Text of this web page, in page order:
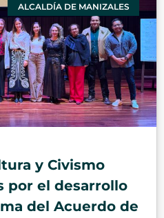
ALCALDÍA DE MANIZALES
y Civismo
por el desarrollo
del Acuerdo de